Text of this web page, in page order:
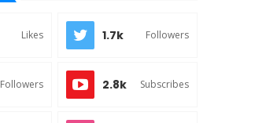
Likes 1.7k Followers
Followers 2.8k Subscribes